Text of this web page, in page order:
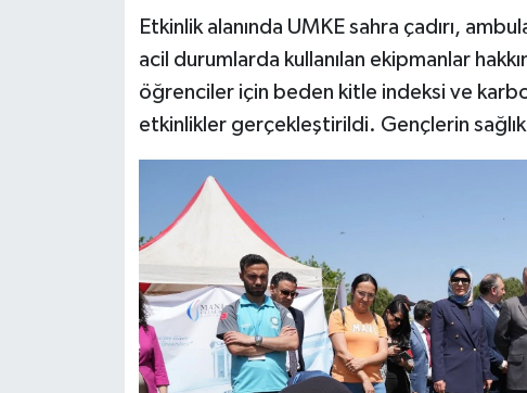
Etkinlik alanında UMKE sahra çadırı,
acil durumlarda kullanılan ekipmanlar
öğrenciler için beden kitle indeksi ve
etkinlikler gerçekleştirildi. Gençlerin sağlık